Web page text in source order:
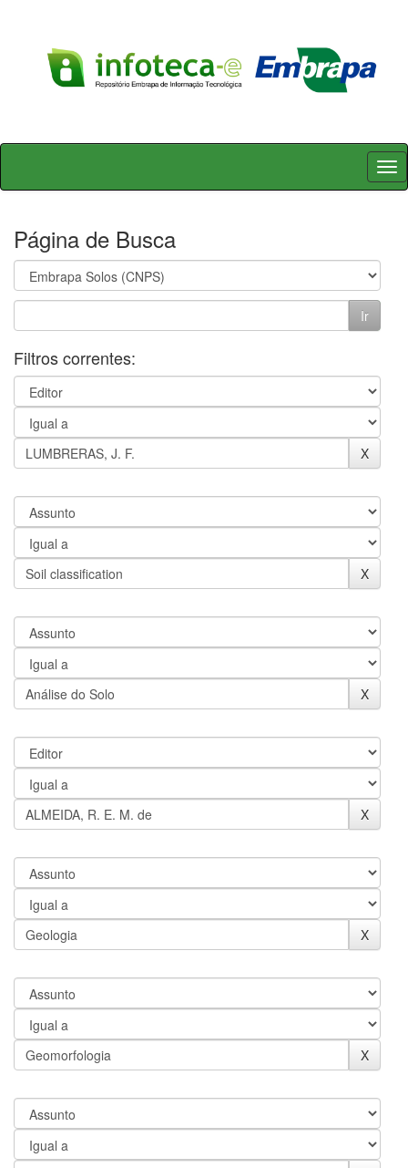
Skip
Página de Busca
Filtros correntes: